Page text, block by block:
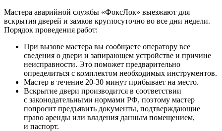
Мастера аварийной службы «ФоксЛок» выезжают для
вскрытия дверей и замков круглосуточно во все дни недели.
Порядок проведения работ:
При вызове мастера вы сообщаете оператору все
сведения о двери и запирающем устройстве и причине
неисправности. Это поможет предварительно
определиться с комплектом необходимых инструментов.
Мастер в течение 20-30 минут прибывает на место.
Вскрытие двери производится в соответствии
с законодательными нормами РФ, поэтому мастер
попросит предъявить документы, подтверждающие
право аренды или владения данным помещением,
и паспорт.